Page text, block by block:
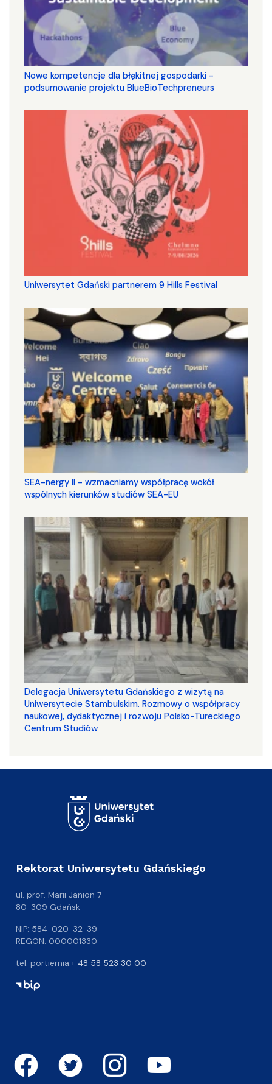
Nowe kompetencje dla błękitnej gospodarki -
podsumowanie projektu BlueBioTechpreneurs
Uniwersytet Gdański partnerem 9 Hills Festival
SEA-nergy II - wzmacniamy współpracę wokół
wspólnych kierunków studiów SEA-EU
Delegacja Uniwersytetu Gdańskiego z wizytą na
Uniwersytecie Stambulskim. Rozmowy o współpracy
naukowej, dydaktycznej i rozwoju Polsko-Tureckiego
Centrum Studiów
Rektorat Uniwersytetu Gdańskiego
ul. prof. Marii Janion 7
80-309 Gdańsk
NIP: 584-020-32-39
REGON: 000001330
tel. portiernia:+ 48 58 523 30 00